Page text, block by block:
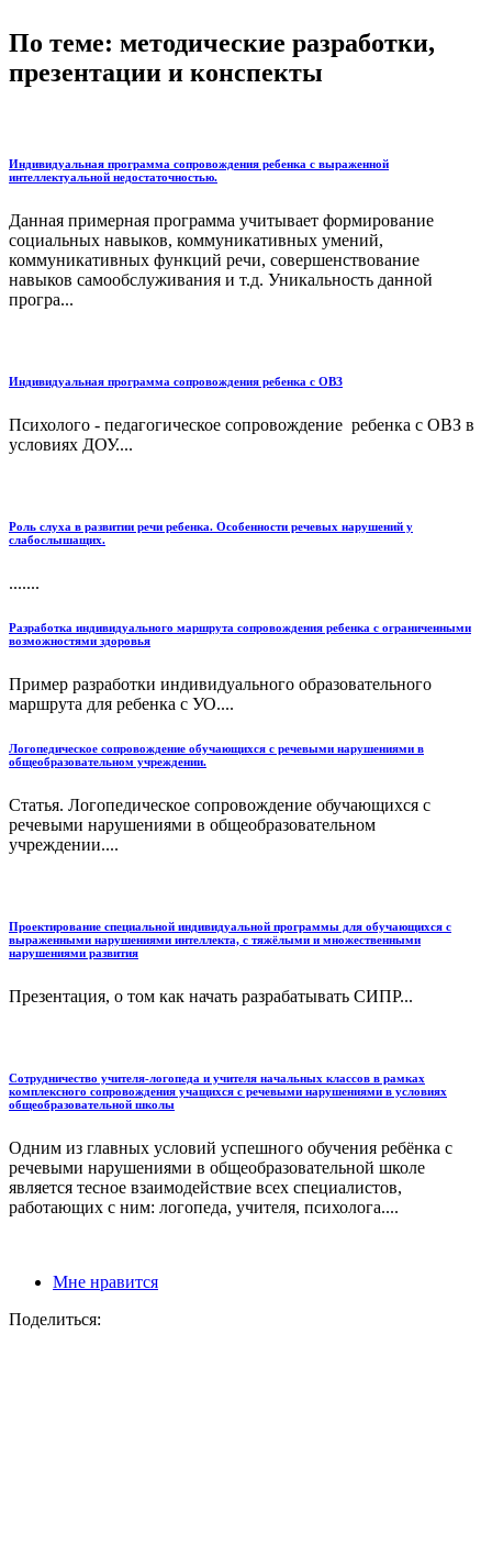
По теме: методические разработки,
презентации и конспекты
Индивидуальная программа сопровождения ребенка с выраженной
интеллектуальной недостаточностью.
Данная примерная программа учитывает формирование
социальных навыков, коммуникативных умений,
коммуникативных функций речи, совершенствование
навыков самообслуживания и т.д. Уникальность данной
програ...
Индивидуальная программа сопровождения ребенка с ОВЗ
Психолого - педагогическое сопровождение ребенка с ОВЗ в
условиях ДОУ....
Роль слуха в развитии речи ребенка. Особенности речевых нарушений у
слабослышащих.
.......
Разработка индивидуального маршрута сопровождения ребенка с ограниченными
возможностями здоровья
Пример разработки индивидуального образовательного
маршрута для ребенка с УО....
Логопедическое сопровождение обучающихся с речевыми нарушениями в
общеобразовательном учреждении.
Статья. Логопедическое сопровождение обучающихся с
речевыми нарушениями в общеобразовательном
учреждении....
Проектирование специальной индивидуальной программы для обучающихся с
выраженными нарушениями интеллекта, с тяжёлыми и множественными
нарушениями развития
Презентация, о том как начать разрабатывать СИПР...
Сотрудничество учителя-логопеда и учителя начальных классов в рамках
комплексного сопровождения учащихся с речевыми нарушениями в условиях
общеобразовательной школы
Одним из главных условий успешного обучения ребёнка с
речевыми нарушениями в общеобразовательной школе
является тесное взаимодействие всех специалистов,
работающих с ним: логопеда, учителя, психолога....
Мне нравится
Поделиться: